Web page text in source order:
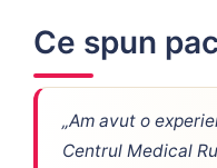
Ce spun
„Am avut o
Centrul Medical